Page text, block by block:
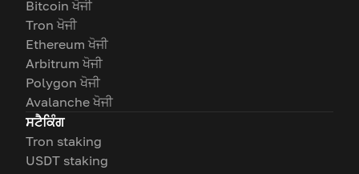
Bitcoin ਖੋਜੀ
Tron ਖੋਜੀ
Ethereum ਖੋਜੀ
Arbitrum ਖੋਜੀ
Polygon ਖੋਜੀ
Avalanche ਖੋਜੀ
ਸਟੈਕਿੰਗ
Tron staking
USDT staking